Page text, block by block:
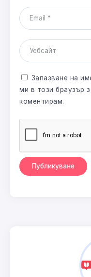
Запазване на
ми в този браузър
коментирам.